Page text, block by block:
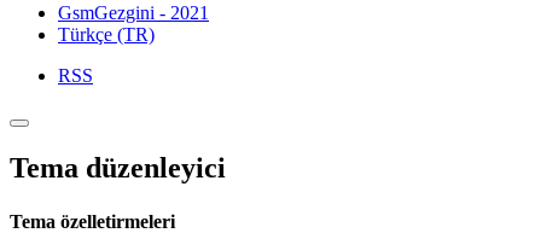
GsmGezgini - 2021
Türkçe (TR)
RSS
Tema düzenleyici
Tema özelletirmeleri